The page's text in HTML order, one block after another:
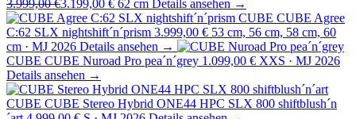
3.999,00 €3.199,00 € 62 cm
Details ansehen →
CUBE CUBE Agree
C:62 SLX nightshift´n´prism 3.999,00 € 53 cm, 56 cm, 58 cm, 60
cm · MJ 2026 Details ansehen →
CUBE CUBE Nuroad Pro pea´n´grey 1.099,00 € XXS · MJ 2026
Details ansehen →
CUBE CUBE Stereo Hybrid ONE44 HPC SLX 800 shiftblush´n